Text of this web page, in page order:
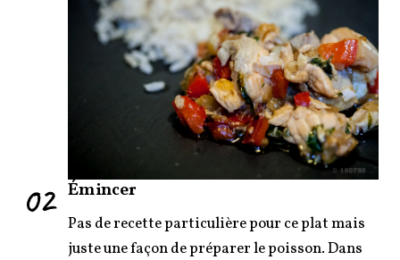
02 Émincer
Pas de recette particulière pour ce plat mais
juste une façon de préparer le poisson. Dans